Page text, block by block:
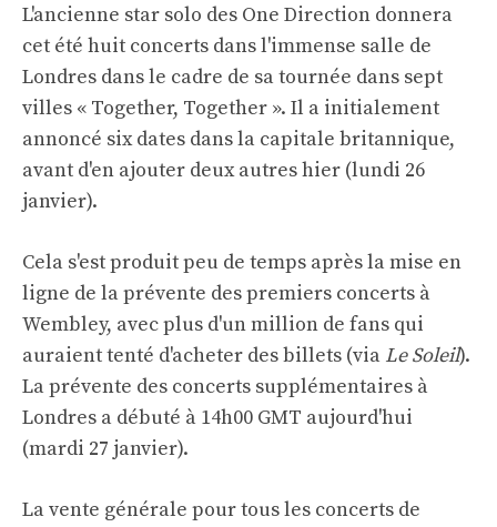
L'ancienne star solo des One Direction donnera
cet été huit concerts dans l'immense salle de
Londres dans le cadre de sa tournée dans sept
villes « Together, Together ». Il a initialement
annoncé six dates dans la capitale britannique,
avant d'en ajouter deux autres hier (lundi 26
janvier).
Cela s'est produit peu de temps après la mise en
ligne de la prévente des premiers concerts à
Wembley, avec plus d'un million de fans qui
auraient tenté d'acheter des billets (via Le Soleil).
La prévente des concerts supplémentaires à
Londres a débuté à 14h00 GMT aujourd'hui
(mardi 27 janvier).
La vente générale pour tous les concerts de